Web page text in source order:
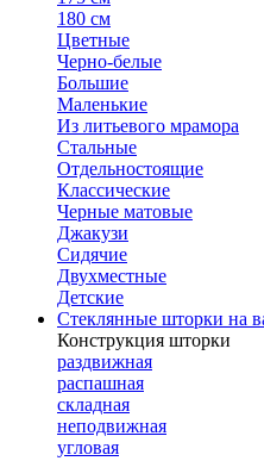
180 см
Цветные
Черно-белые
Большие
Маленькие
Из литьевого мрамора
Стальные
Отдельностоящие
Классические
Черные матовые
Джакузи
Сидячие
Двухместные
Детские
Стеклянные шторки на
Конструкция шторки
раздвижная
распашная
складная
неподвижная
угловая